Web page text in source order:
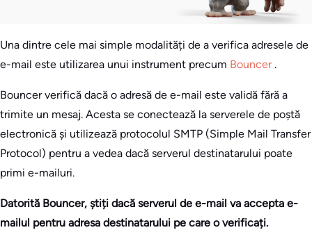
Una dintre cele mai simple modalități de a verifica adresele de
e-mail este utilizarea unui instrument precum Bouncer.
Bouncer verifică dacă o adresă de e-mail este validă fără a
trimite un mesaj. Acesta se conectează la serverele de poștă
electronică și utilizează protocolul SMTP (Simple Mail Transfer
Protocol) pentru a vedea dacă serverul destinatarului poate
primi e-mailuri.
Datorită Bouncer, știți dacă serverul de e-mail va accepta e-
mailul pentru adresa destinatarului pe care o verificați.